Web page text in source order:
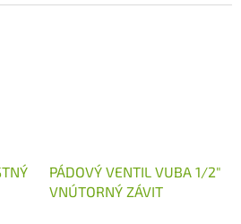
PÁDOVÝ VENTIL VUBA 1/2"
VNÚTORNÝ ZÁVIT